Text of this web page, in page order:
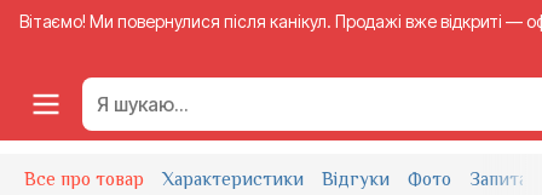
Вітаємо! Ми повернулися після канікул. Продажі вже відкриті
ШТУЧНІ ЯЛИНКИ ЯЛИНКА ЛИТА ШТУЧНА 2.5 М
Ялинка лита штучна 2.5 м Бельгійська зелена
Все про товар Характеристики Відгуки Фото